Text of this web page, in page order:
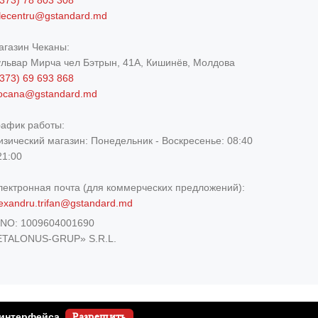
Чеканы:
Мирча чел Бэтрын, 41A, Кишинёв, Молдова
69 693 868
работы:
магазин: Понедельник - Воскресенье: 08:40
почта (для коммерческих предложений):
1009604001690
GRUP» S.R.L.